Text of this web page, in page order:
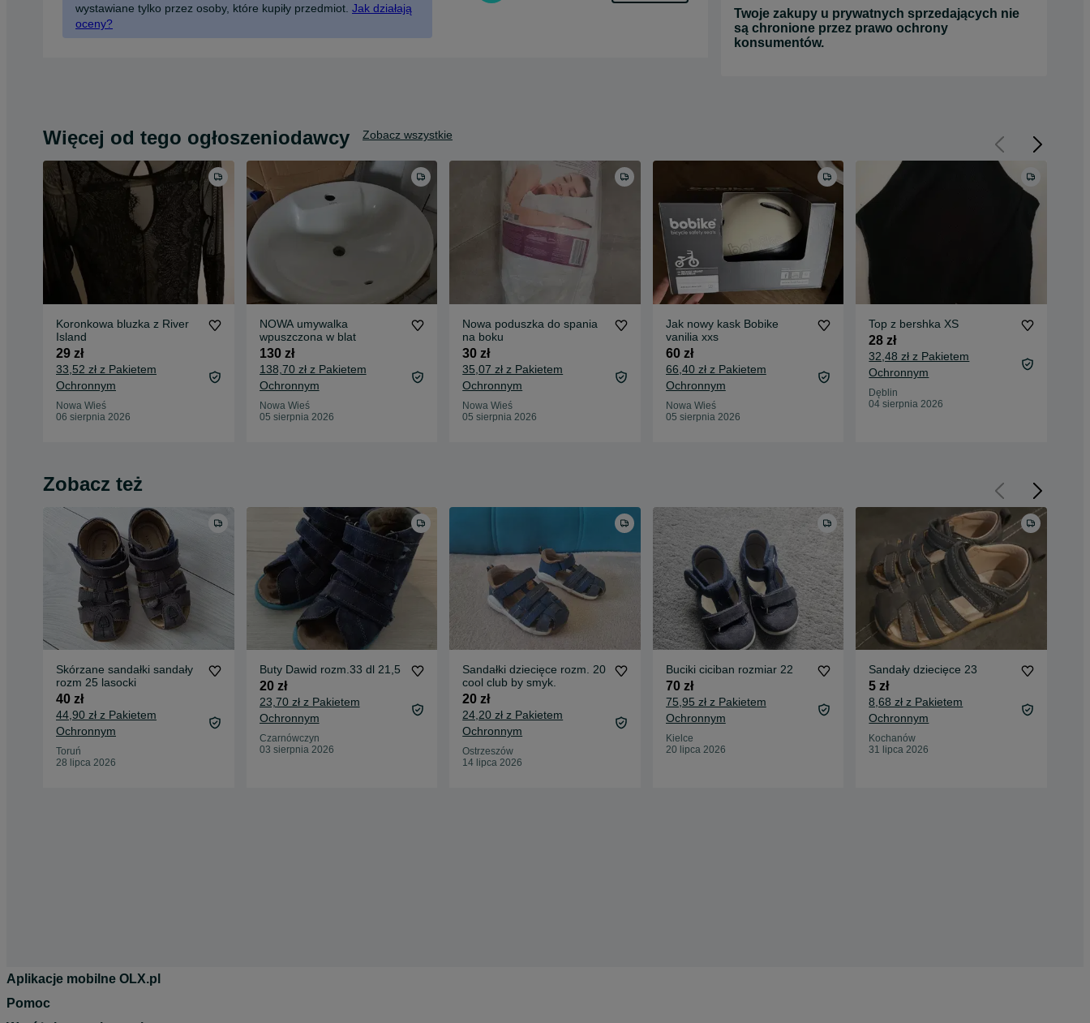
wystawiane tylko przez osoby, które kupiły przedmiot. Jak działają
oceny?
Twoje zakupy u prywatnych sprzedających nie
są chronione przez prawo ochrony
konsumentów.
Więcej od tego ogłoszeniodawcy Zobacz wszystkie
Koronkowa bluzka z River
Island
29 zł
33,52 zł z Pakietem
Ochronnym
Nowa Wieś
06 sierpnia 2026
NOWA umywalka
wpuszczona w blat
130 zł
138,70 zł z Pakietem
Ochronnym
Nowa Wieś
05 sierpnia 2026
Nowa poduszka do spania
na boku
30 zł
35,07 zł z Pakietem
Ochronnym
Nowa Wieś
05 sierpnia 2026
Jak nowy kask Bobike
vanilia xxs
60 zł
66,40 zł z Pakietem
Ochronnym
Nowa Wieś
05 sierpnia 2026
Top z bershka XS
28 zł
32,48 zł z Pakietem
Ochronnym
Dęblin
04 sierpnia 2026
Zobacz też
Skórzane sandałki sandały
rozm 25 lasocki
40 zł
44,90 zł z Pakietem
Ochronnym
Toruń
28 lipca 2026
Buty Dawid rozm.33 dl 21,5
20 zł
23,70 zł z Pakietem
Ochronnym
Czarnówczyn
03 sierpnia 2026
Sandałki dziecięce rozm. 20
cool club by smyk.
20 zł
24,20 zł z Pakietem
Ochronnym
Ostrzeszów
14 lipca 2026
Buciki ciciban rozmiar 22
70 zł
75,95 zł z Pakietem
Ochronnym
Kielce
20 lipca 2026
Sandały dziecięce 23
5 zł
8,68 zł z Pakietem
Ochronnym
Kochanów
31 lipca 2026
Aplikacje mobilne OLX.pl
Pomoc